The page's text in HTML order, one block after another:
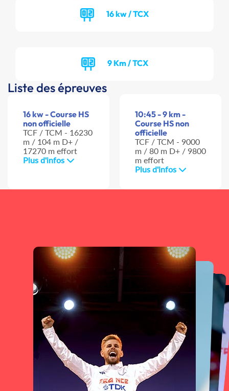
16 kw / TCX
9 Km / TCX
Liste des épreuves
16 kw - Course HS
non officielle
TCF / TCM - 16230
m / 104 m D+ /
17270 m effort
Plus d'infos
10:45 - 9 km -
Course HS non
officielle
TCF / TCM - 9000
m / 80 m D+ / 9800
m effort
Plus d'infos